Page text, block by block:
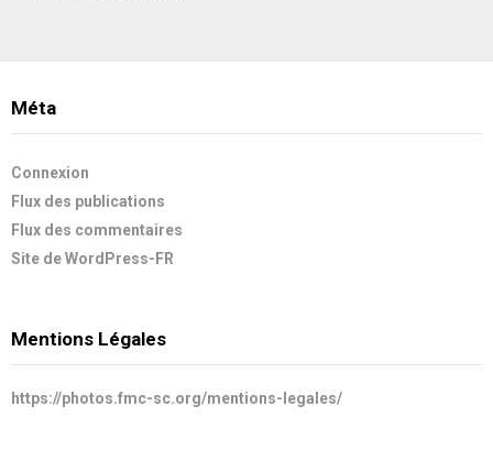
Méta
Connexion
Flux des publications
Flux des commentaires
Site de WordPress-FR
Mentions Légales
https://photos.fmc-sc.org/mentions-legales/